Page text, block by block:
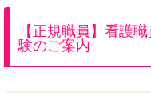
【正規職員】看護
験のご案内